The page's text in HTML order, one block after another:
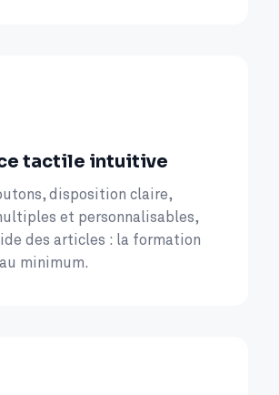
tactile intuitive
disposition claire,
et personnalisables,
des articles : la formation
minimum.